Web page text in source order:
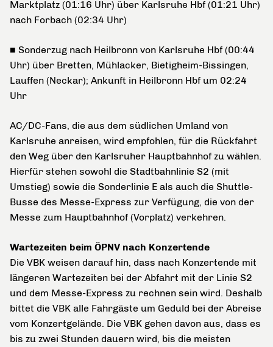
Marktplatz (01:16 Uhr) über Karlsruhe Hbf (01:21 Uhr)
nach Forbach (02:34 Uhr)
■ Sonderzug nach Heilbronn von Karlsruhe Hbf (00:44
Uhr) über Bretten, Mühlacker, Bietigheim-Bissingen,
Lauffen (Neckar); Ankunft in Heilbronn Hbf um 02:24
Uhr
AC/DC-Fans, die aus dem südlichen Umland von
Karlsruhe anreisen, wird empfohlen, für die Rückfahrt
den Weg über den Karlsruher Hauptbahnhof zu wählen.
Hierfür stehen sowohl die Stadtbahnlinie S2 (mit
Umstieg) sowie die Sonderlinie E als auch die Shuttle-
Busse des Messe-Express zur Verfügung, die von der
Messe zum Hauptbahnhof (Vorplatz) verkehren.
Wartezeiten beim ÖPNV nach Konzertende
Die VBK weisen darauf hin, dass nach Konzertende mit
längeren Wartezeiten bei der Abfahrt mit der Linie S2
und dem Messe-Express zu rechnen sein wird. Deshalb
bittet die VBK alle Fahrgäste um Geduld bei der Abreise
vom Konzertgelände. Die VBK gehen davon aus, dass es
bis zu zwei Stunden dauern wird, bis die meisten